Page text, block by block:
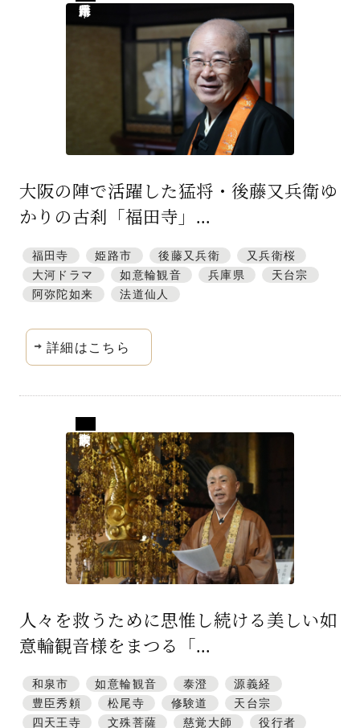
いろり端
特集「一隅を照らす」
探訪「1200年の魅力交流」
プレスアーカイブ
サイトポリシー
大阪の陣で活躍した猛将・後藤又兵衛ゆ
かりの古刹「福田寺」...
福田寺 姫路市 後藤又兵衛
又兵衛桜
大河ドラマ
如意輪観音 兵庫県
天台宗
阿弥陀如来
法道仙人
詳細はこちら
人々を救うために思惟し続ける美しい如
意輪観音様をまつる「...
和泉市 如意輪観音 泰澄
源義経
豊臣秀頼
松尾寺 修験道
天台宗
四天王寺
文殊菩薩 慈覚大師 役行者